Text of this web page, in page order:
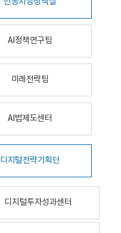
AI정책연구팀
미래전략팀
AI법제도센터
디지털전략기획단
디지털투자성과센터